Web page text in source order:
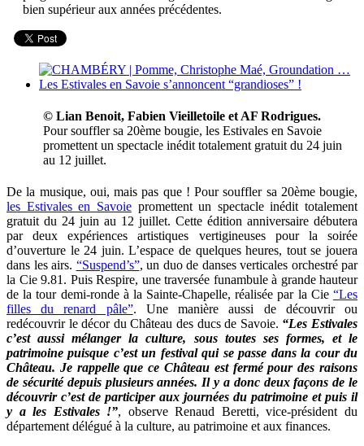
bien supérieur aux années précédentes.
© Lian Benoit, Fabien Vieilletoile et AF Rodrigues.
Pour souffler sa 20ème bougie, les Estivales en Savoie
promettent un spectacle inédit totalement gratuit du 24 juin
au 12 juillet.
De la musique, oui, mais pas que ! Pour souffler sa 20ème bougie,
les Estivales en Savoiepromettent un spectacle inédit totalement
gratuit du 24 juin au 12 juillet. Cette édition anniversaire débutera
par deux expériences artistiques vertigineuses pour la soirée
d’ouverture le 24 juin. L’espace de quelques heures, tout se jouera
dans les airs. “Suspend’s”, un duo de danses verticales orchestré par
la Cie 9.81. Puis Respire, une traversée funambule à grande hauteur
de la tour demi-ronde à la Sainte-Chapelle, réalisée par la Cie “Les
filles du renard pâle”. Une manière aussi de découvrir ou
redécouvrir le décor du Château des ducs de Savoie. “Les Estivales
c’est aussi mélanger la culture, sous toutes ses formes, et le
patrimoine puisque c’est un festival qui se passe dans la cour du
Château. Je rappelle que ce Château est fermé pour des raisons
de sécurité depuis plusieurs années. Il y a donc deux façons de le
découvrir c’est de participer aux journées du patrimoine et puis il
y a les Estivales !”, observe Renaud Beretti, vice-président du
département délégué à la culture, au patrimoine et aux finances.